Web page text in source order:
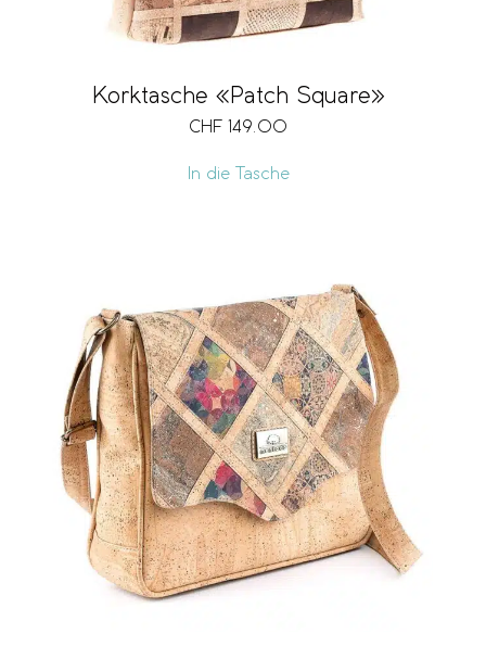
Korktasche «Patch Square»
CHF 149.00
In die Tasche